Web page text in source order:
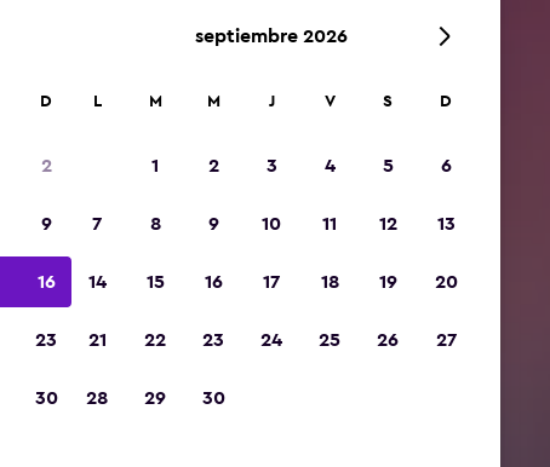
D
2
9
16
23
30
septiembre 2026
L M M J V S D
1 2 3 4 5 6
7 8 9 10 11 12 13
14 15 16 17 18 19 20
21 22 23 24 25 26 27
28 29 30